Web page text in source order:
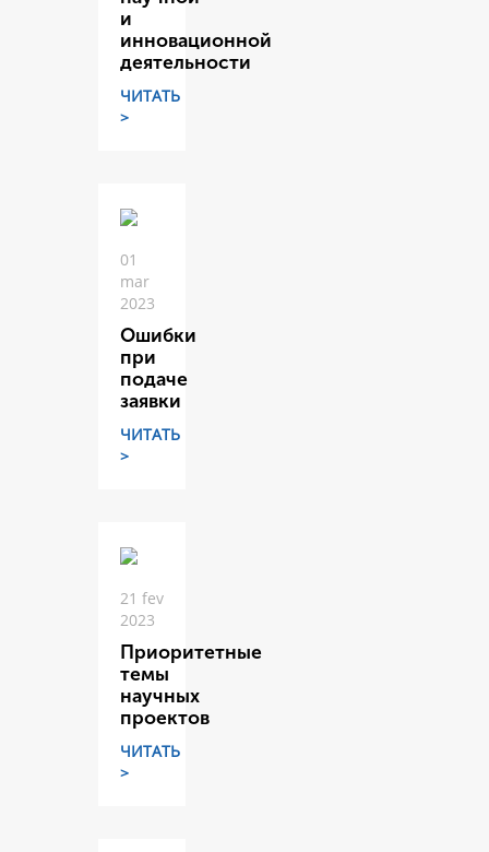
и
инновационной
деятельности
ЧИТАТЬ
>
01
mar
2023
Ошибки
при
подаче
заявки
ЧИТАТЬ
>
21 fev
2023
Приоритетные
темы
научных
проектов
ЧИТАТЬ
>